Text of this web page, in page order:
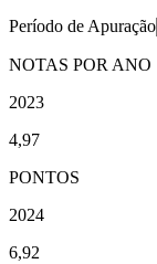
Período de Apuração
NOTAS POR ANO
2023
4,97
PONTOS
2024
6,92